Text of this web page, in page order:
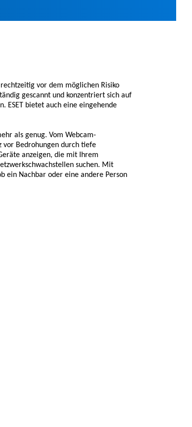
vor dem möglichen Risiko
gescannt und konzentriert sich auf
ESET bietet auch eine eingehende
als genug. Vom Webcam-
vor Bedrohungen durch tiefe
anzeigen, die mit Ihrem
suchen. Mit
ein Nachbar oder eine andere Person